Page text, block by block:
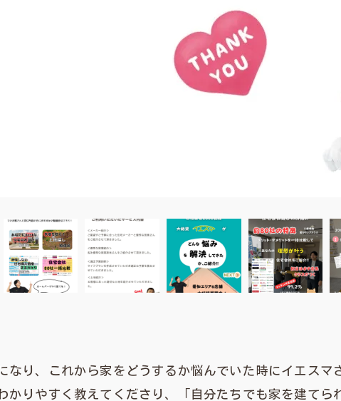
なり、これから家をどうするか悩んでいた時にイエス
かりやすく教えてくださり、「自分たちでも家を建てら